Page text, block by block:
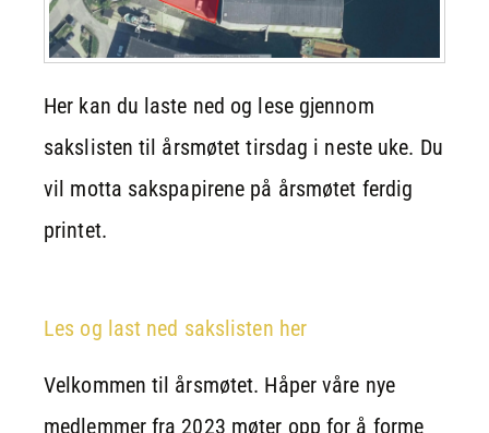
Her kan du laste ned og lese gjennom
sakslisten til årsmøtet tirsdag i neste uke. Du
vil motta sakspapirene på årsmøtet ferdig
printet.
Les og last ned sakslisten her
Velkommen til årsmøtet. Håper våre nye
medlemmer fra 2023 møter opp for å forme